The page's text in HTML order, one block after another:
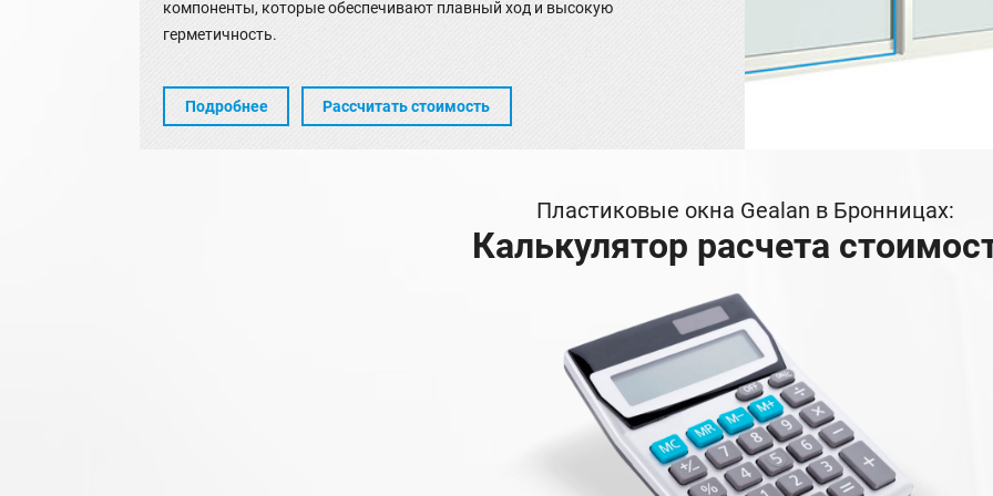
компоненты, которые обеспечивают плавный ход и высокую
герметичность.
Подробнее Рассчитать стоимость
Пластиковые окна Gealan в Бронницах:
Калькулятор расчета